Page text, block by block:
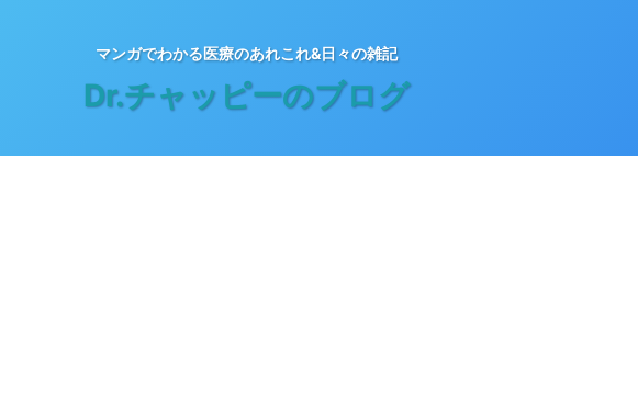
マンガでわかる医療のあれこれ&日々の雑記
Dr.チャッピーのブログ